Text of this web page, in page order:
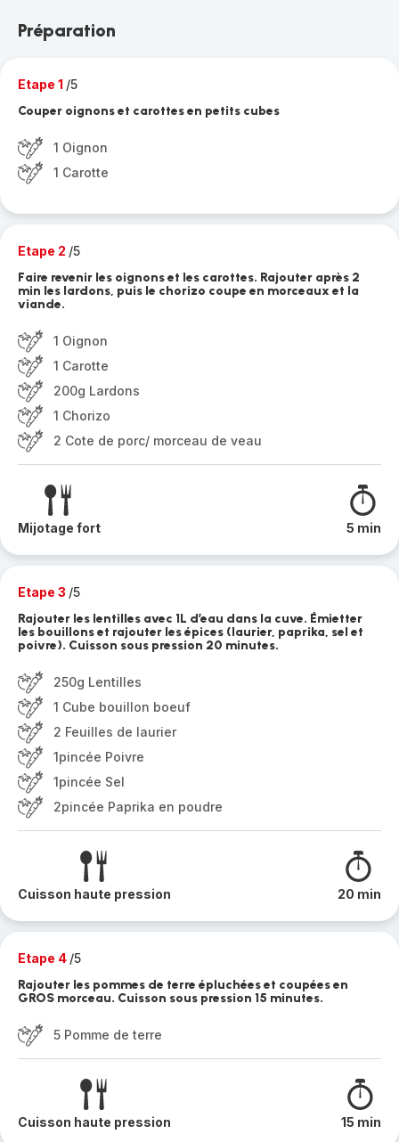
Préparation
Etape 1 /5
Couper oignons et carottes en petits cubes
1 Oignon
1 Carotte
Etape 2 /5
Faire revenir les oignons et les carottes. Rajouter après 2
min les lardons, puis le chorizo coupe en morceaux et la
viande.
1 Oignon
1 Carotte
200g Lardons
1 Chorizo
2 Cote de porc/ morceau de veau
Mijotage fort 5 min
Etape 3 /5
Rajouter les lentilles avec 1L d’eau dans la cuve. Émietter
les bouillons et rajouter les épices (laurier, paprika, sel et
poivre). Cuisson sous pression 20 minutes.
250g Lentilles
1 Cube bouillon boeuf
2 Feuilles de laurier
1pincée Poivre
1pincée Sel
2pincée Paprika en poudre
Cuisson haute pression 20 min
Etape 4 /5
Rajouter les pommes de terre épluchées et coupées en
GROS morceau. Cuisson sous pression 15 minutes.
5 Pomme de terre
Cuisson haute pression 15 min